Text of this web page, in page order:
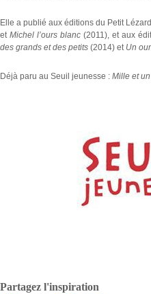
Elle a publié aux éditions du Petit
etMichel l’ours blanc(2011), et aux
des grands et des petits (2014) et Un
Déjà paru au Seuil jeunesse : Mille et
Partagez l'inspiration